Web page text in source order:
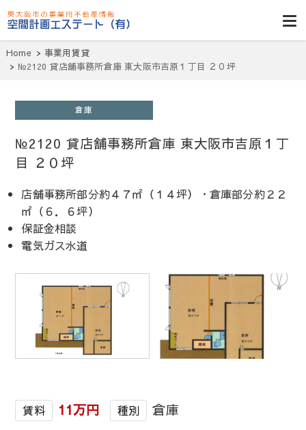
東大阪貸倉
庫・貸し工
場・賃貸事務
覧・空間計画
エステート
Home
事業用賃貸
№2120 貸店舗事務所倉庫 東大阪市吉原１丁目 ２０坪
倉庫
№2120 貸店舗事務所倉庫 東大阪市吉原１丁
目 ２０坪
店舗事務所部分約４７㎡（１４坪）・倉庫部分約２２
㎡（６．６坪）
保証金相談
電気ガス水道
1/ 1
賃料 11万円 種別 倉庫